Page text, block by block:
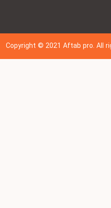
Copyright © 202 1Aftab pro. All